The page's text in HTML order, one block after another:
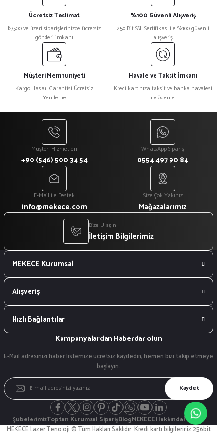
Ücretsiz Teslimat
₺7500 ve üzeri siparişlerinizde ücretsiz
gönderi imkanı
%100 Güvenli Alışveriş
250 Bit SSL Sertifikası ile %100 güvenli
alışveriş
Müşteri Memnuniyeti
Kargo Hasarı Garantisi Ücretsiz
Yenileme
Havale ve Taksit İmkanı
Kredi kartınıza taksit ve banka havalesi
ile ödeme
Müşteri Hizmetleri
+90 (546) 500 34 54
WhatsApp Sipariş
0554 497 90 84
E-Mail ile Destek
info@mekece.com
Size Çok Yakınız
Mağazalarımız
Bize Ulaşın
İletişim Bilgilerimiz
MEKECE Kurumsal
Alışveriş
Hızlı Bağlantılar
Kampanyalardan Haberdar olun
E-Mail adresinizi haber listemize ücretsiz kaydedin, hemen bizi takip etmeye
başlayın.
Kaydet
ŞubelerimizToptan Kurumsal SiparişBlogMEKECE Hakkındaİletişim
MEKECE Lazer Tenoloji © Tüm Hakları Saklıdır. Kredi kartı bilgileriniz 256bit